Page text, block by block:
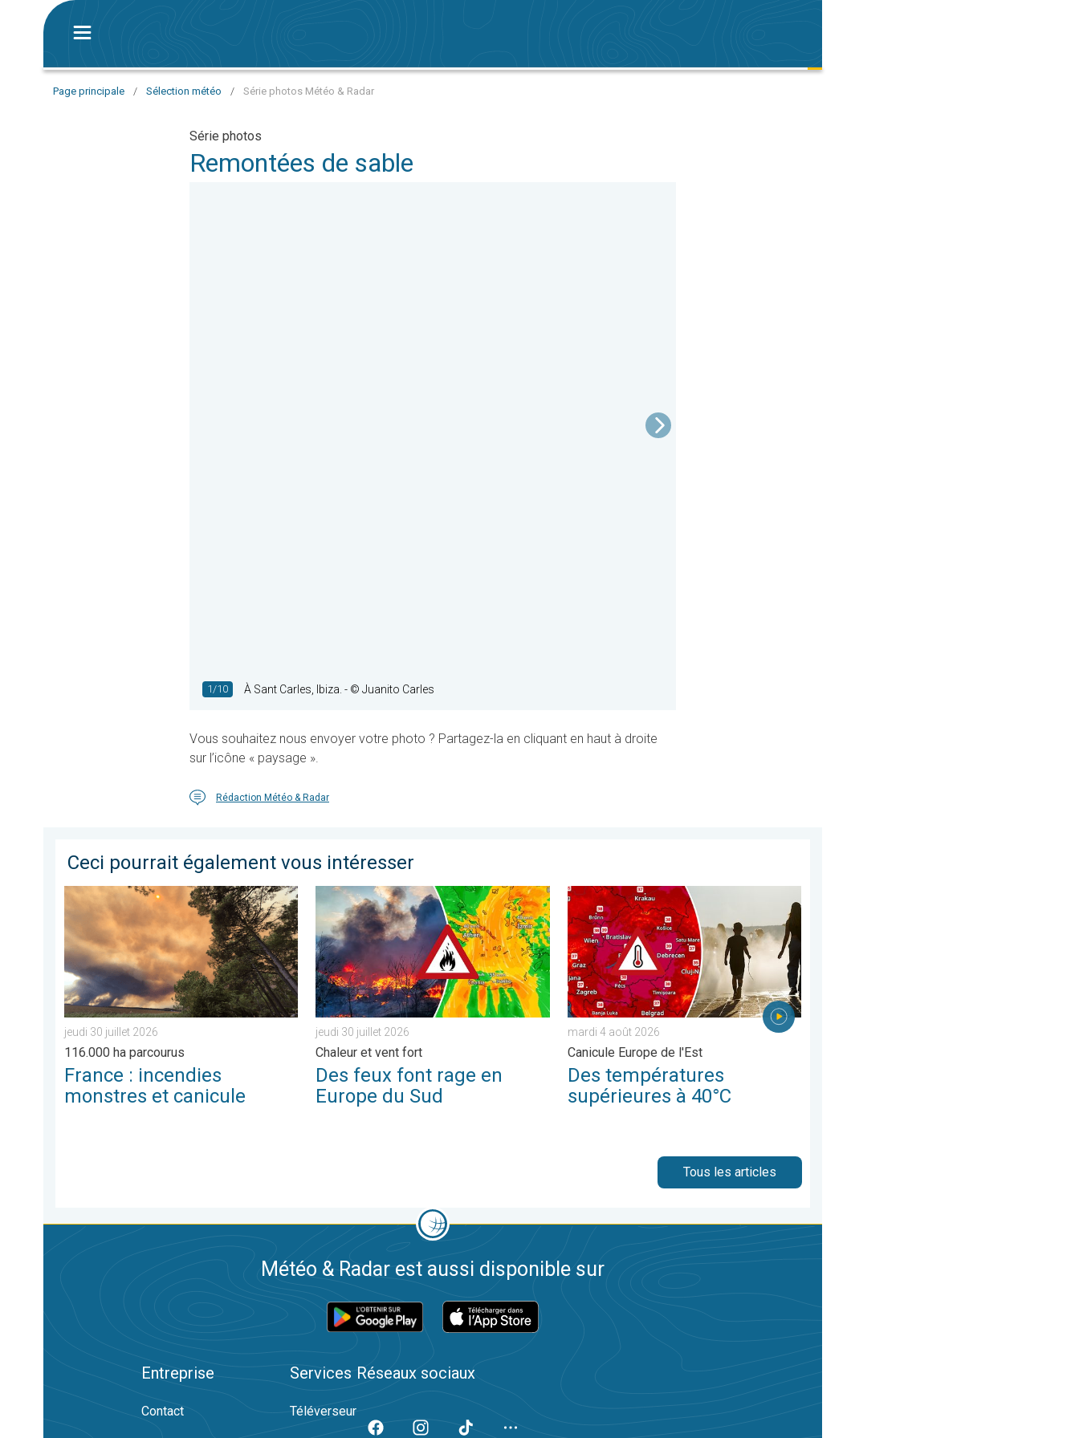
Page principale / Sélection météo / Série photos Météo & Radar
Série photos
Remontées de sable
1/10 À Sant Carles, Ibiza. - © Juanito Carles
Vous souhaitez nous envoyer votre photo ? Partagez-la en cliquant en haut à droite
sur l’icône « paysage ».
Rédaction Météo & Radar
Ceci pourrait également vous intéresser
France : incendies monstres et canicule. 116.000 ha parcourus. . . jeudi 30 juillet 2026
jeudi 30 juillet 2026
116.000 ha parcourus
France : incendies
monstres et canicule
Des feux font rage en Europe du Sud. Chaleur et vent fort. . . jeudi 30 juillet 2026
jeudi 30 juillet 2026
Chaleur et vent fort
Des feux font rage en
Europe du Sud
Des températures supérieures à 40°C. Canicule Europe de l'Est. . . mardi 4 août 2026
mardi 4 août 2026
Canicule Europe de l'Est
Des températures
supérieures à 40°C
Tous les articles
Météo & Radar est aussi disponible sur
Entreprise
Contact
Services
Téléverseur
Réseaux sociaux